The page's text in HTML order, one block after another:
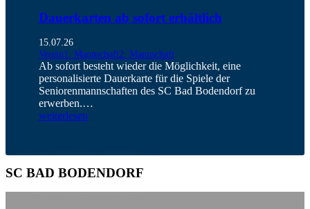
Dauerkarten ab sofort erhältlich
15.07.26
Verein1. Mannschaft2. Mannschaft
Ab sofort besteht wieder die Möglichkeit, eine
personalisierte Dauerkarte für die Spiele der
Seniorenmannschaften des SC Bad Bodendorf zu
erwerben.…
weiterlesen
SC BAD BODENDORF